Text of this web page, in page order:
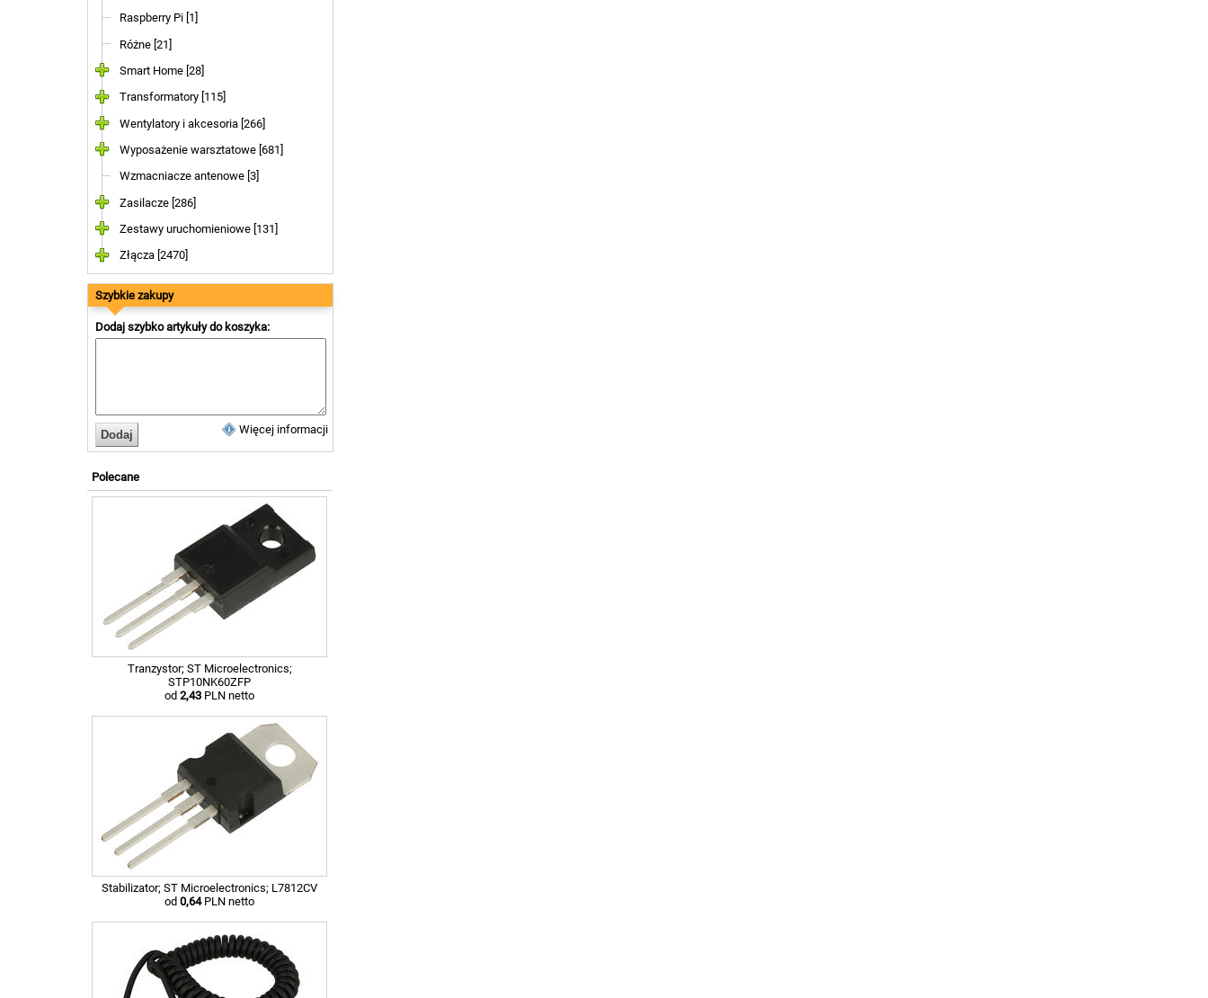
Raspberry Pi [1]
Różne [21]
Smart Home [28]
Transformatory [115]
Wentylatory i akcesoria [266]
Wyposażenie warsztatowe [681]
Wzmacniacze antenowe [3]
Zasilacze [286]
Zestawy uruchomieniowe [131]
Złącza [2470]
Szybkie zakupy
Dodaj szybko artykuły do koszyka:
Więcej informacji
Polecane
Tranzystor; ST Microelectronics;
STP10NK60ZFP
od 2,43 PLN netto
Stabilizator; ST Microelectronics; L7812CV
od 0,64PLN netto